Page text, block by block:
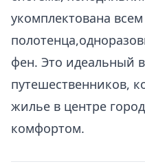
укомплектована
фен. Это идеальный
путешественников,
жилье в центре
комфортом.